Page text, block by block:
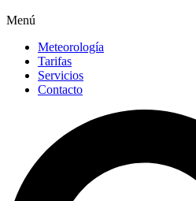
Menú
Meteorología
Tarifas
Servicios
Contacto